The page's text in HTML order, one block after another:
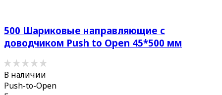
500 Шариковые направляющие с
доводчиком Push to Open 45*500 мм
В наличии
Push-to-Open